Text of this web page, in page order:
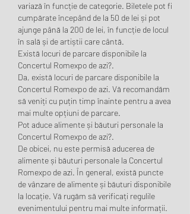
variază în funcție de categorie. Biletele pot fi
cumpărate începând de la 50 de lei și pot
ajunge până la 200 de lei, în funcție de locul
în sală și de artiștii care cântă.
Există locuri de parcare disponibile la
Concertul Romexpo de azi?.
Da, există locuri de parcare disponibile la
Concertul Romexpo de azi. Vă recomandăm
să veniți cu puțin timp înainte pentru a avea
mai multe opțiuni de parcare.
Pot aduce alimente și băuturi personale la
Concertul Romexpo de azi?.
De obicei, nu este permisă aducerea de
alimente și băuturi personale la Concertul
Romexpo de azi. În general, există puncte
de vânzare de alimente și băuturi disponibile
la locație. Vă rugăm să verificați regulile
evenimentului pentru mai multe informații.